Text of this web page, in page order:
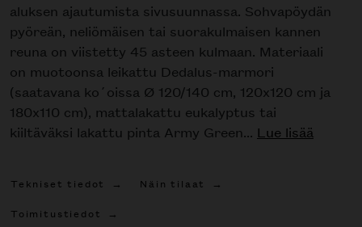
aluksen ajautumista sivusuunnassa. Sohvapöydän
pyöreän, neliömäisen tai suorakulmaisen kannen
reuna on viistetty 45 asteen kulmaan. Materiaali
on muotoonsa leikattu Dedalus-marmori
(saatavana ko´oissa Ø 120/140 cm, 120x120 cm ja
180x110 cm), mattalakattu eukalyptus tai
kiiltäväksi lakattu pinta Army Green... Lue lisää
Tekniset tiedot
Näin tilaat
Toimitustiedot